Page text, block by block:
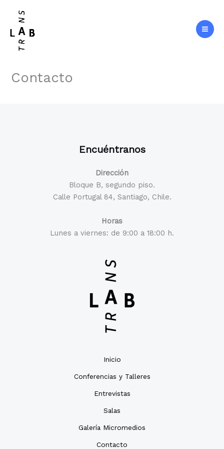
contenido
Contacto
Encuéntranos
Dirección
Bloque B, segundo piso.
Calle Portugal 84, Santiago, Chile.
Horas
Lunes a viernes: de 9:00 a 18:00 h.
Inicio
Conferencias y Talleres
Entrevistas
Salas
Galería Micromedios
Contacto